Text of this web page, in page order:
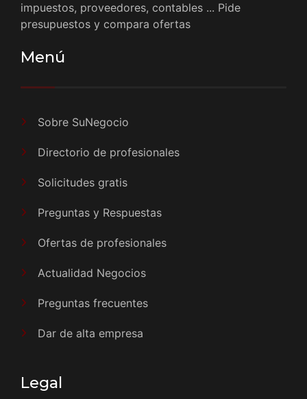
impuestos, proveedores, contables ... Pide
presupuestos y compara ofertas
Menú
Sobre SuNegocio
Directorio de profesionales
Solicitudes gratis
Preguntas y Respuestas
Ofertas de profesionales
Actualidad Negocios
Preguntas frecuentes
Dar de alta empresa
Legal